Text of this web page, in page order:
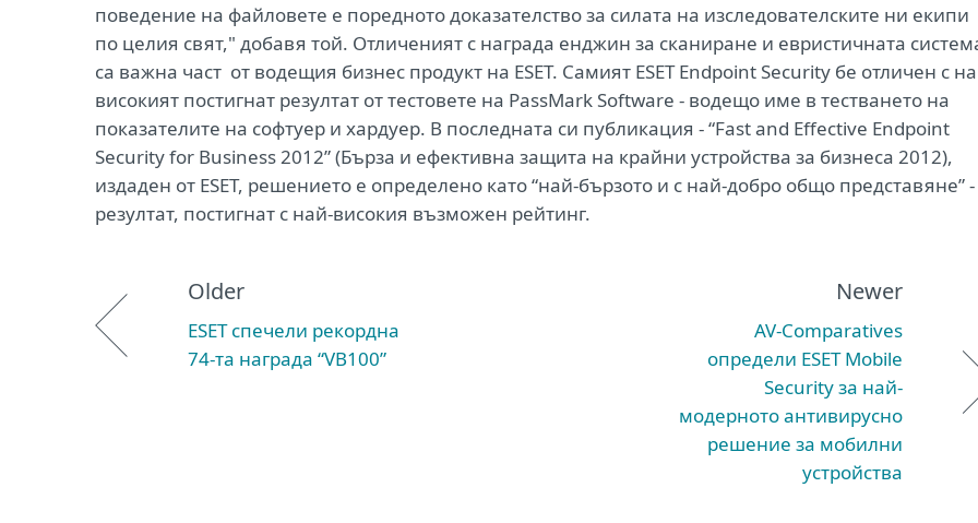
поведение на файловете е поредното доказателство за силата на изследователските ни екипи
по целия свят," добавя той. Отличеният с награда енджин за сканиране и евристичната
са важна част от водещия бизнес продукт на ESET. Самият ESET Endpoint Security бе отличен с
високият постигнат резултат от тестовете на PassMark Software - водещо име в тестването на
показателите на софтуер и хардуер. В последната си публикация - “Fast and Effective Endpoint
Security for Business 2012” (Бърза и ефективна защита на крайни устройства за бизнеса 2012),
издаден от ESET, решението е определено като “най-бързото и с най-добро общо представяне” -
резултат, постигнат с най-високия възможен рейтинг.
Older
ESET спечели рекордна
74-та награда “VB100”
Newer
AV-Comparatives
определи ESET Mobile
Security за най-
модерното антивирусно
решение за мобилни
устройства